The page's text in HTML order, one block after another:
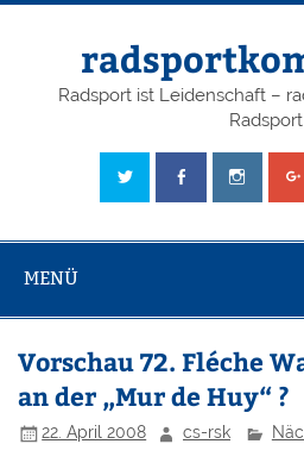
Radsport ist Leidenschaft –
Radsport
MENÜ
Vorschau 72. Fléche
an der „Mur de Huy“ ?
22. April 2008 cs-rsk